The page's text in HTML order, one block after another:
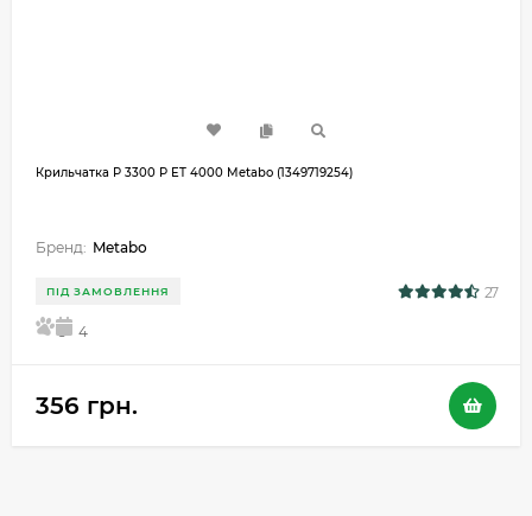
Крильчатка P 3300 P ET 4000 Metabo (1349719254)
Бренд: Metabo
ПІД ЗАМОВЛЕННЯ 27
5 4
356 грн.